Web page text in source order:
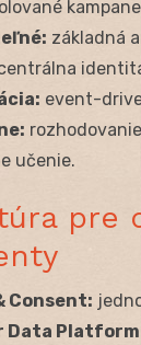
základná
event-
učenie.
pre
Consent:
Data Platform